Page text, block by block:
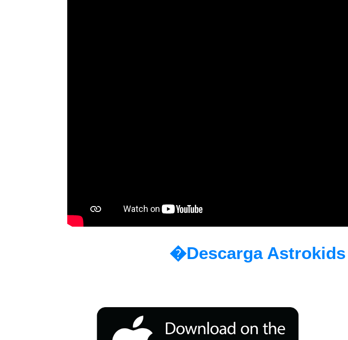
�Descarga